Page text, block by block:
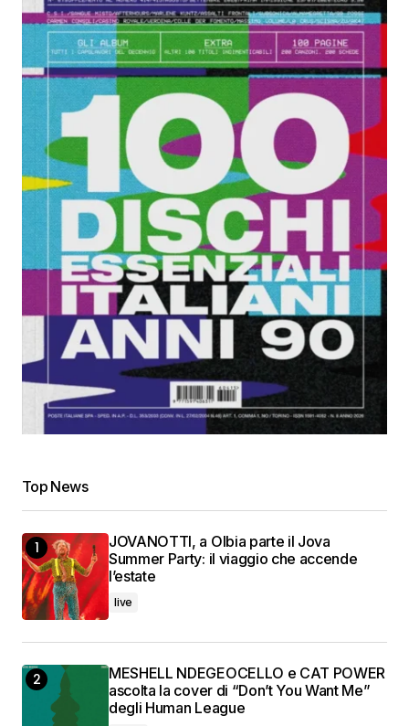
Top News
JOVANOTTI, a Olbia parte il Jova
Summer Party: il viaggio che accende
l’estate
live
MESHELL NDEGEOCELLO e CAT POWER
ascolta la cover di “Don’t You Want Me”
degli Human League